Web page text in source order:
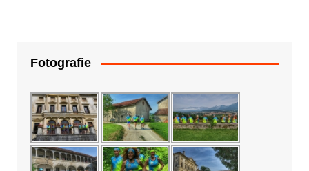
Fotografie